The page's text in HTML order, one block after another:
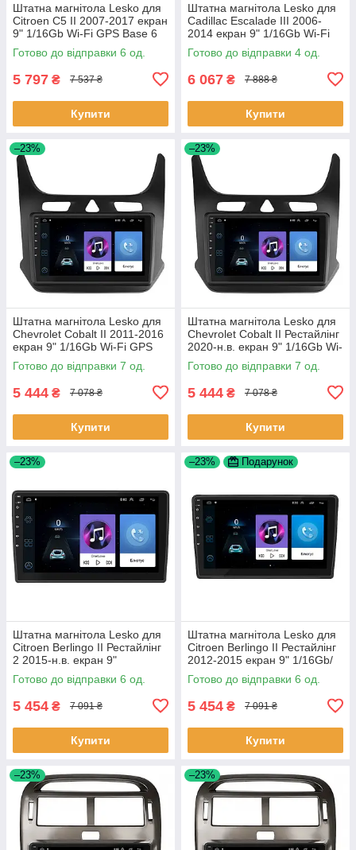
Штатна магнітола Lesko для
Citroen C5 II 2007-2017 екран
9" 1/16Gb Wi-Fi GPS Base 6
шт.
Готово до відправки 6 од.
5 797 ₴ 7 537 ₴
Купити
Штатна магнітола Lesko для
Cadillac Escalade III 2006-
2014 екран 9" 1/16Gb Wi-Fi
GPS Base Каміллак 4 шт.
Готово до відправки 4 од.
6 067 ₴ 7 888 ₴
Купити
–23%
Штатна магнітола Lesko для
Chevrolet Cobalt II 2011-2016
екран 9" 1/16Gb Wi-Fi GPS
Base Шевроле Кобальт 7 шт.
Готово до відправки 7 од.
5 444 ₴ 7 078 ₴
Купити
–23%
Штатна магнітола Lesko для
Chevrolet Cobalt II Рестайлінг
2020-н.в. екран 9" 1/16Gb Wi-
Fi GPS Base 7 шт.
Готово до відправки 7 од.
5 444 ₴ 7 078 ₴
Купити
–23%
Штатна магнітола Lesko для
Citroen Berlingo II Рестайлінг
2 2015-н.в. екран 9"
1/16Gb/Wi-Fi GPS Optima 6шт
Готово до відправки 6 од.
5 454 ₴ 7 091 ₴
Купити
–23% Подарунок
Штатна магнітола Lesko для
Citroen Berlingo II Рестайлінг
2012-2015 екран 9" 1/16Gb/
Wi-Fi GPS Optima 6шт
Готово до відправки 6 од.
5 454 ₴ 7 091 ₴
Купити
–23% –23%